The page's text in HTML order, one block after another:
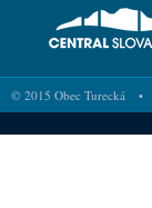
© 2015 Obec Turecká